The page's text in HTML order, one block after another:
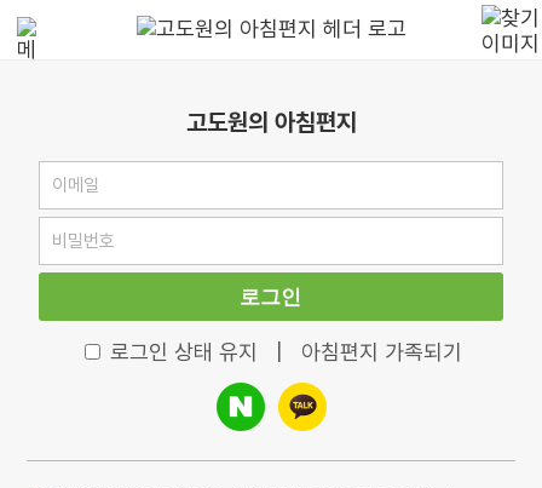
고도원의 아침편지
로그인
로그인 상태 유지 아침편지 가족되기